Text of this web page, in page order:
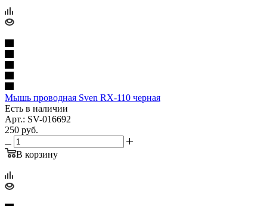
Мышь проводная Sven RX-110 черная
Есть в наличии
Арт.: SV-016692
250 руб.
В корзину